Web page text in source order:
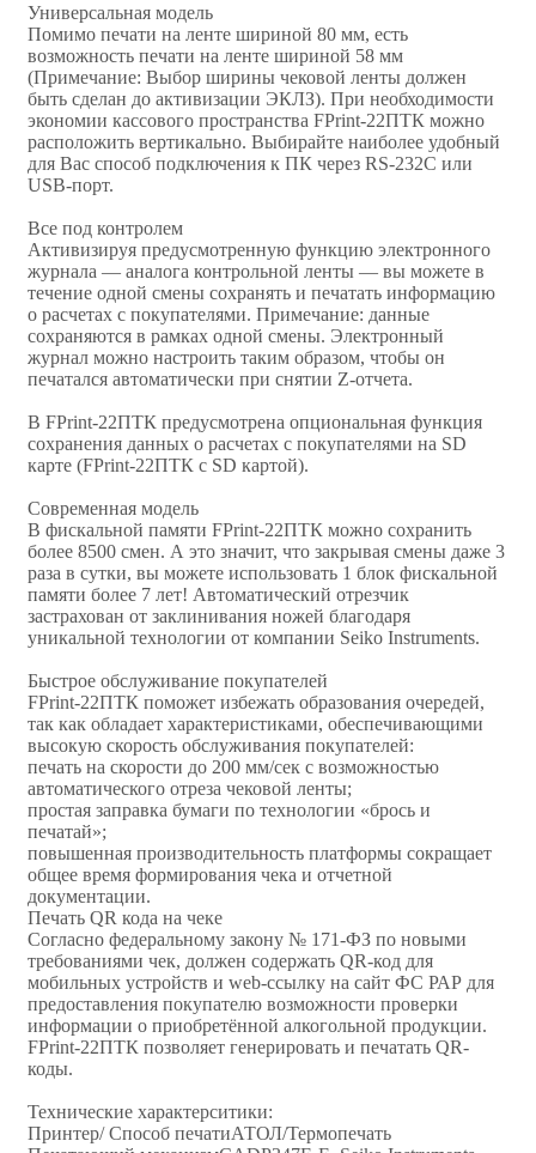
Универсальная модель
Помимо печати на ленте шириной 80 мм, есть
возможность печати на ленте шириной 58 мм
(Примечание: Выбор ширины чековой ленты должен
быть сделан до активизации ЭКЛЗ). При необходимости
экономии кассового пространства FPrint-22ПТК можно
расположить вертикально. Выбирайте наиболее удобный
для Вас способ подключения к ПК через RS-232C или
USB-порт.
Все под контролем
Активизируя предусмотренную функцию электронного
журнала — аналога контрольной ленты — вы можете в
течение одной смены сохранять и печатать информацию
о расчетах с покупателями. Примечание: данные
сохраняются в рамках одной смены. Электронный
журнал можно настроить таким образом, чтобы он
печатался автоматически при снятии Z-отчета.
В FPrint-22ПТК предусмотрена опциональная функция
сохранения данных о расчетах с покупателями на SD
карте (FPrint-22ПТК c SD картой).
Современная модель
В фискальной памяти FPrint-22ПТК можно сохранить
более 8500 смен. А это значит, что закрывая смены даже 3
раза в сутки, вы можете использовать 1 блок фискальной
памяти более 7 лет! Автоматический отрезчик
застрахован от заклинивания ножей благодаря
уникальной технологии от компании Seiko Instruments.
Быстрое обслуживание покупателей
FPrint-22ПТК поможет избежать образования очередей,
так как обладает характеристиками, обеспечивающими
высокую скорость обслуживания покупателей:
печать на скорости до 200 мм/сек с возможностью
автоматического отреза чековой ленты;
простая заправка бумаги по технологии «брось и
печатай»;
повышенная производительность платформы сокращает
общее время формирования чека и отчетной
документации.
Печать QR кода на чеке
Согласно федеральному закону № 171-ФЗ по новыми
требованиями чек, должен содержать QR-код для
мобильных устройств и web-ссылку на сайт ФС РАР для
предоставления покупателю возможности проверки
информации о приобретённой алкогольной продукции.
FPrint-22ПТК позволяет генерировать и печатать QR-
коды.
Технические характерситики:
Принтер/ Способ печатиАТОЛ/Термопечать